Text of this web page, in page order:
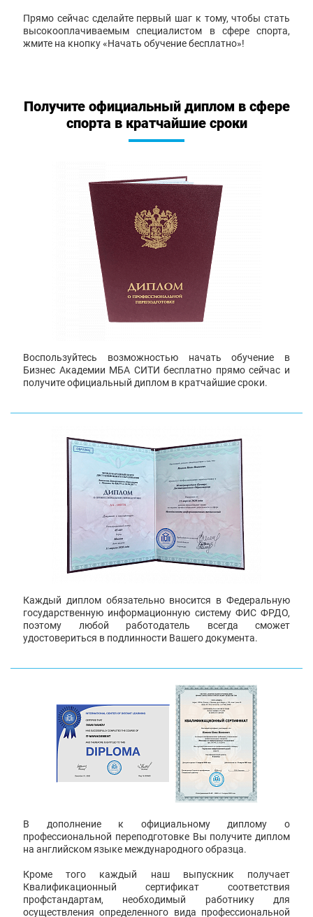
Прямо сейчас сделайте первый шаг к тому, чтобы стать
высокооплачиваемым специалистом в сфере спорта,
жмите на кнопку «Начать обучение бесплатно»!
Получите официальный диплом в сфере
спорта в кратчайшие сроки
Воспользуйтесь возможностью начать обучение в
Бизнес Академии МБА СИТИ бесплатно прямо сейчас и
получите официальный диплом в кратчайшие сроки.
Каждый диплом обязательно вносится в Федеральную
государственную информационную систему ФИС ФРДО,
поэтому любой работодатель всегда сможет
удостовериться в подлинности Вашего документа.
В дополнение к официальному диплому о
профессиональной переподготовке Вы получите диплом
на английском языке международного образца.
Кроме того каждый наш выпускник получает
Квалификационный сертификат соответствия
профстандартам, необходимый работнику для
осуществления определенного вида профессиональной